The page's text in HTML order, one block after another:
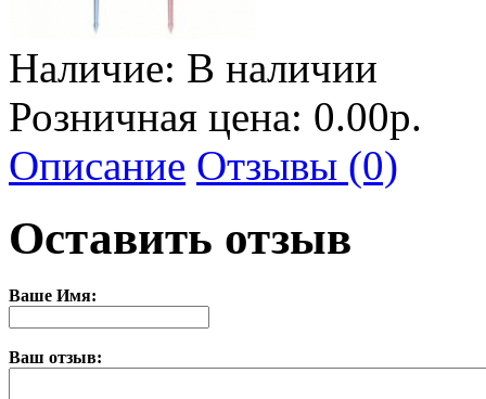
Наличие: В наличии
Розничная цена: 0.00р.
Описание Отзывы (0)
Оставить отзыв
Ваше Имя:
Ваш отзыв: